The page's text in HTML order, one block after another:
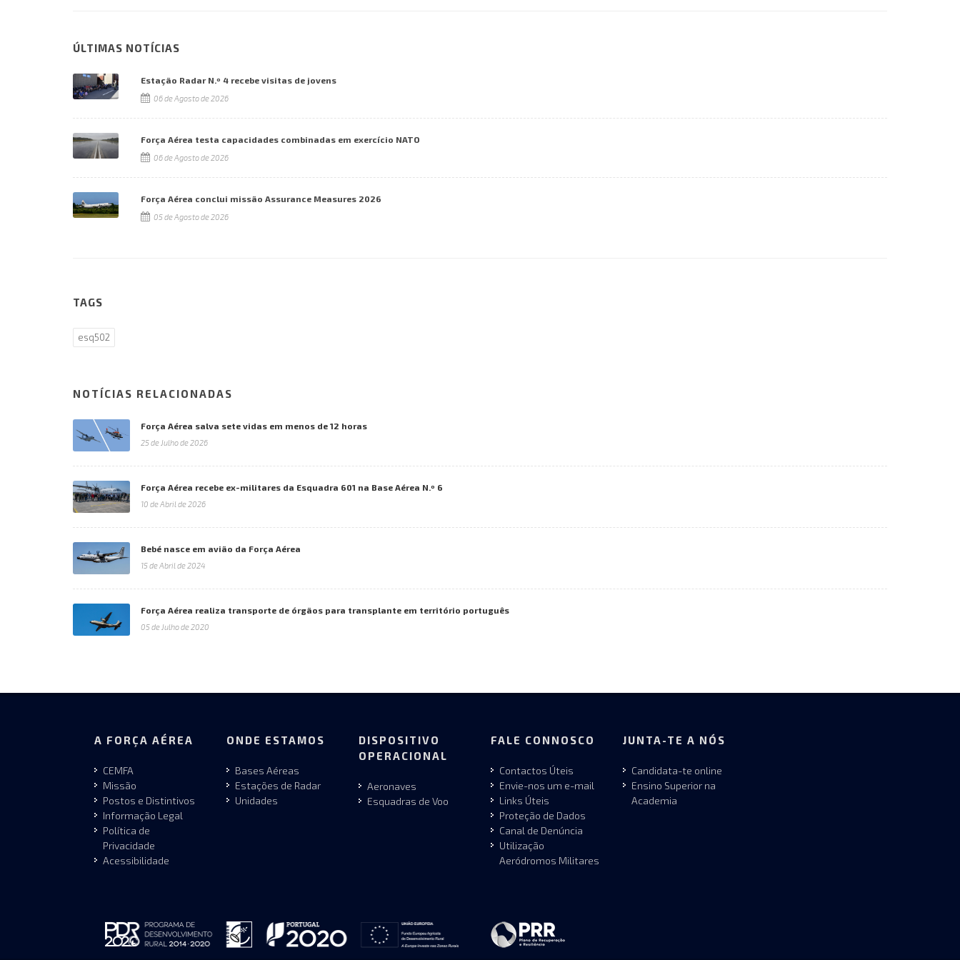
ÚLTIMAS NOTÍCIAS
Estação Radar N.º 4 recebe visitas de jovens
06 de Agosto de 2026
Força Aérea testa capacidades combinadas em exercício NATO
06 de Agosto de 2026
Força Aérea conclui missão Assurance Measures 2026
05 de Agosto de 2026
TAGS
esq502
NOTÍCIAS RELACIONADAS
Força Aérea salva sete vidas em menos de 12 horas
25 de Julho de 2026
Força Aérea recebe ex-militares da Esquadra 601 na Base Aérea N.º 6
10 de Abril de 2026
Bebé nasce em avião da Força Aérea
15 de Abril de 2024
Força Aérea realiza transporte de órgãos para transplante em território português
05 de Julho de 2020
A FORÇA AÉREA
CEMFA
Missão
Postos e Distintivos
Informação Legal
Política de
Privacidade
Acessibilidade
ONDE ESTAMOS
Bases Aéreas
Estações de Radar
Unidades
DISPOSITIVO
OPERACIONAL
Aeronaves
Esquadras de Voo
FALE CONNOSCO
Contactos Úteis
Envie-nos um e-mail
Links Úteis
Proteção de Dados
Canal de Denúncia
Utilização
Aeródromos Militares
JUNTA-TE A NÓS
Candidata-te online
Ensino Superior na
Academia